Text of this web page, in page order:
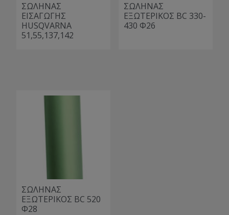
ΣΩΛΗΝΑΣ
ΕΙΣΑΓΩΓΗΣ
HUSQVARNA
51,55,137,142
ΣΩΛΗΝΑΣ
ΕΞΩΤΕΡΙΚΟΣ BC 330-
430 Φ26
ΣΩΛΗΝΑΣ
ΕΞΩΤΕΡΙΚΟΣ BC 520
Φ28